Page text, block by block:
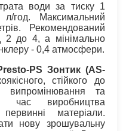
води за тиску 1
год. Максимальний
Рекомендований
2 до 4, а мінімально
- 0,4 атмосфери.
PS Зонтик (AS-
стійкого до
випромінювання та
час виробництва
матеріали.
нову зрошувальну